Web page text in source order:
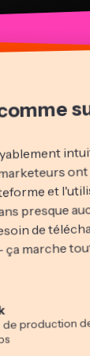
ont
et
presque
de
ça marche
production de
Nashville
chez
contenuvirtuel